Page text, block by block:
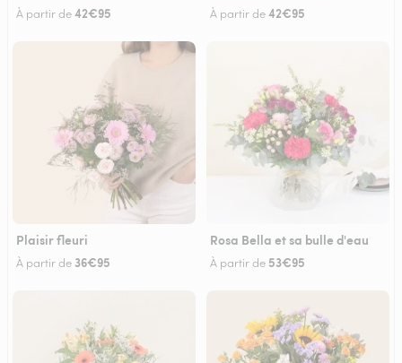
À partir de42€95 À partir de42€95
Plaisir fleuri
À partir de 36€95
Rosa Bella et sa bulle d'eau
À partir de 53€95